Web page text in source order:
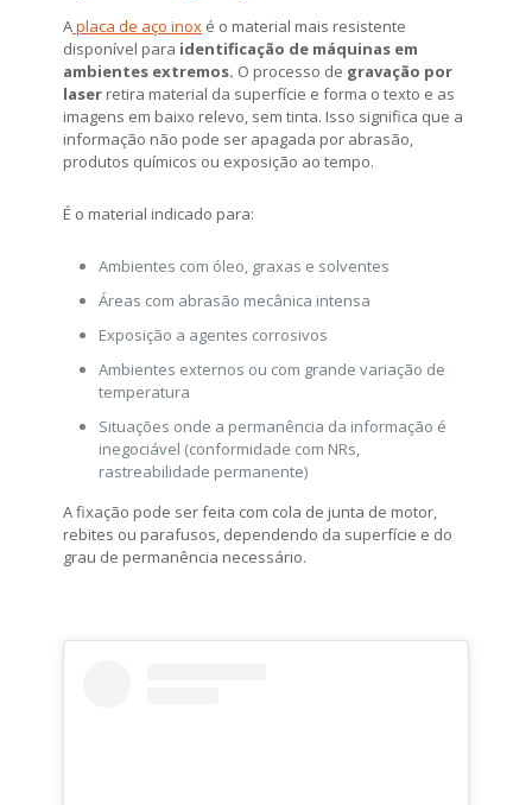
Aplaca de aço inox é o material mais resistente
disponível para identificação de máquinas em
ambientes extremos. O processo de gravação por
laser retira material da superfície e forma o texto e as
imagens em baixo relevo, sem tinta. Isso significa que a
informação não pode ser apagada por abrasão,
produtos químicos ou exposição ao tempo.
É o material indicado para:
Ambientes com óleo, graxas e solventes
Áreas com abrasão mecânica intensa
Exposição a agentes corrosivos
Ambientes externos ou com grande variação de
temperatura
Situações onde a permanência da informação é
inegociável (conformidade com NRs,
rastreabilidade permanente)
A fixação pode ser feita com cola de junta de motor,
rebites ou parafusos, dependendo da superfície e do
grau de permanência necessário.